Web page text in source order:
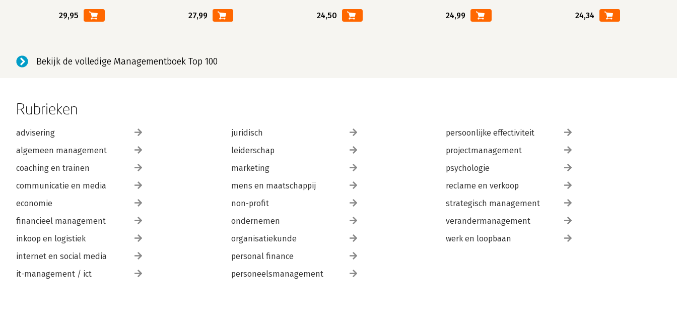
29,95 27,99 24,50 24,99 24,34
Bekijk de volledige Managementboek Top 100
Rubrieken
advisering
algemeen management
coaching en trainen
communicatie en media
economie
financieel management
inkoop en logistiek
internet en social media
it-management / ict
juridisch
leiderschap
marketing
mens en maatschappij
non-profit
ondernemen
organisatiekunde
personal finance
personeelsmanagement
persoonlijke effectiviteit
projectmanagement
psychologie
reclame en verkoop
strategisch management
verandermanagement
werk en loopbaan